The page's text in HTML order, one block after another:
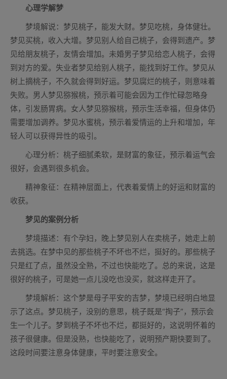
心理学解梦
梦境解说：梦见桃子，能发大财。梦见吃桃，身体健壮。
梦见买桃，收入大增。梦见别人给自己桃子，会得到遗产。梦
见给朋友桃子，友情会增加。未婚男子梦见给恋人桃子，会得
到对方的爱。失业者梦见给别人桃子，能找到好工作。梦见从
树上摘桃子，不久就会得到好运。梦见腐烂的桃子，则意味着
失败。男人梦见猕猴桃，预示着可能会因为工作忙碌忽略身
体，引发肠胃病。女人梦见猕猴桃，预示生活幸福，但身体仍
需要增加调养。梦见水蜜桃，预示着爱情运的上升和增加，年
轻人可以获得异性的吸引。
心理分析：桃子细腻柔软，是财富的象征，预示着运气会
很好，会遇到很多机会。
精神象征：在精神层面上，代表着爱情上的好运和财富的
收获。
梦见的案例分析
梦境描述：有个孕妇，晚上梦见别人在卖桃子，她走上前
去挑选。在梦中见的那些桃子不坏也不烂，挺好的。那些桃子
只是红了点，虽然没全熟，不过也快能吃了。总的来说，这是
很好的桃子，可是她一点儿没吃也没买，就这样走开了。
梦境解析：这个梦是母子平安的吉梦，梦境已经明白地显
示了这点。梦见桃子，没别的意思，桃子既是“掏子”，预示会
生一个儿子。梦到桃子不坏也不烂，都挺好的，这说明怀着的
孩子很健康。但是没熟，也快能吃了，说明预产期快要到了。
这段时间要注意身体健康，平时要注意安全。